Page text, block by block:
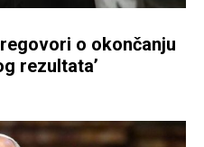
o okončanju
rezultata’